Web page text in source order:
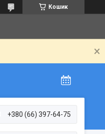
Кошик
+380 (66) 397-64-75